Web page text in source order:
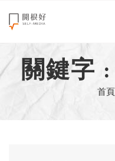
來點正能量
世界在想什麼
創造美好生活
關鍵字
首